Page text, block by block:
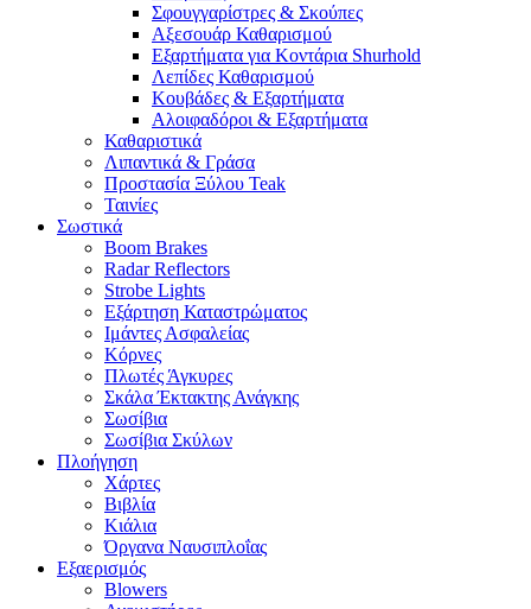
Σφουγγαρίστρες & Σκούπες
Αξεσουάρ Καθαρισμού
Εξαρτήματα για Κοντάρια Shurhold
Λεπίδες Καθαρισμού
Κουβάδες & Εξαρτήματα
Αλοιφαδόροι & Εξαρτήματα
Καθαριστικά
Λιπαντικά & Γράσα
Προστασία Ξύλου Teak
Ταινίες
Σωστικά
Boom Brakes
Radar Reflectors
Strobe Lights
Εξάρτηση Καταστρώματος
Ιμάντες Ασφαλείας
Κόρνες
Πλωτές Άγκυρες
Σκάλα Έκτακτης Ανάγκης
Σωσίβια
Σωσίβια Σκύλων
Πλοήγηση
Χάρτες
Βιβλία
Κιάλια
Όργανα Ναυσιπλοΐας
Εξαερισμός
Blowers